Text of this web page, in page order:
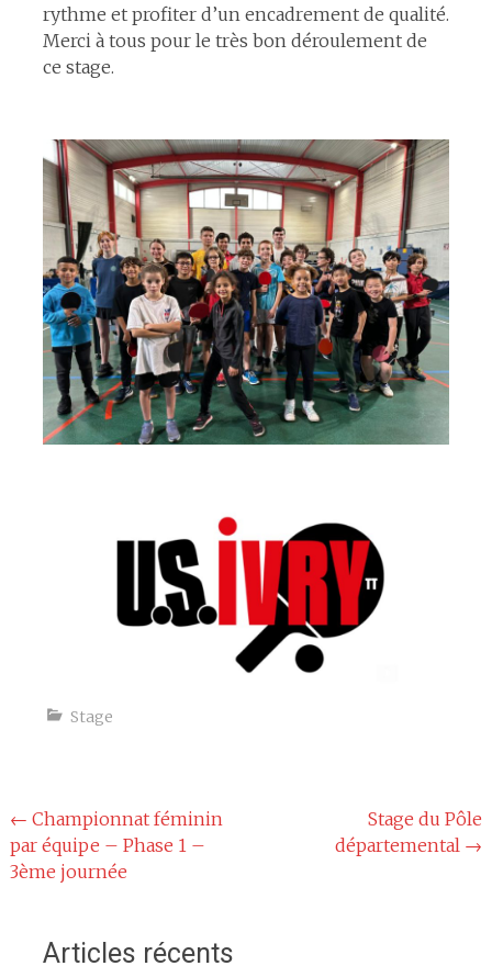
rythme et profiter d’un encadrement de qualité.
Merci à tous pour le très bon déroulement de
ce stage.
Stage
Navigation
de
l'article
← Championnat féminin
par équipe – Phase 1 –
3ème journée
Stage du Pôle
départemental →
Articles récents